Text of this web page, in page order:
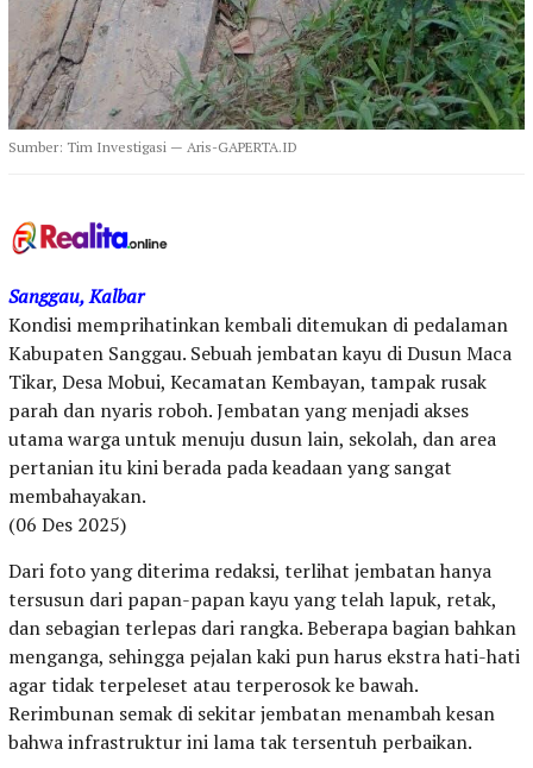
Sumber: Tim Investigasi — Aris-GAPERTA.ID
Sanggau, Kalbar
Kondisi memprihatinkan kembali ditemukan di pedalaman
Kabupaten Sanggau. Sebuah jembatan kayu di Dusun Maca
Tikar, Desa Mobui, Kecamatan Kembayan, tampak rusak
parah dan nyaris roboh. Jembatan yang menjadi akses
utama warga untuk menuju dusun lain, sekolah, dan area
pertanian itu kini berada pada keadaan yang sangat
membahayakan.
(06 Des 2025)
Dari foto yang diterima redaksi, terlihat jembatan hanya
tersusun dari papan-papan kayu yang telah lapuk, retak,
dan sebagian terlepas dari rangka. Beberapa bagian bahkan
menganga, sehingga pejalan kaki pun harus ekstra hati-hati
agar tidak terpeleset atau terperosok ke bawah.
Rerimbunan semak di sekitar jembatan menambah kesan
bahwa infrastruktur ini lama tak tersentuh perbaikan.